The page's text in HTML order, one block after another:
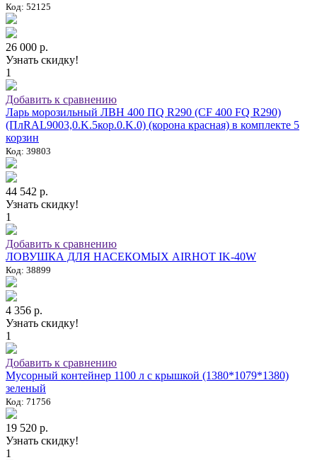
Код: 52125
26 000 р.
Узнать скидку!
1
Добавить к сравнению
Ларь морозильный ЛВН 400 ПQ R290 (СF 400 FQ R290)
(ПлRAL9003,0.K.5кор.0.K.0) (корона красная) в комплекте 5
корзин
Код: 39803
44 542 р.
Узнать скидку!
1
Добавить к сравнению
ЛОВУШКА ДЛЯ НАСЕКОМЫХ AIRHOT IK-40W
Код: 38899
4 356 р.
Узнать скидку!
1
Добавить к сравнению
Мусорный контейнер 1100 л с крышкой (1380*1079*1380)
зеленый
Код: 71756
19 520 р.
Узнать скидку!
1